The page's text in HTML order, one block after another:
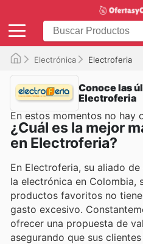
Electrónica Electroferia
Conoce las
Electroferia
En estos momentos no hay
¿Cuál es la mejor
en Electroferia?
En Electroferia, su aliado
la electrónica en Colombia,
productos favoritos no
gasto excesivo.
ofrecer una propuesta de
asegurando que sus